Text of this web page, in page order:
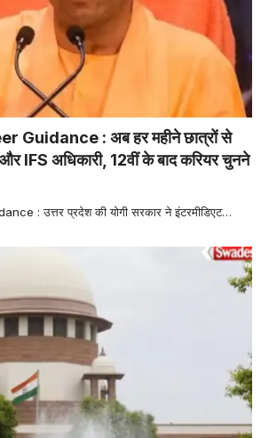
Guidance : अब हर महीने छात्रों से
IFS अधिकारी, 12वीं के बाद करियर चुनने
: उत्तर प्रदेश की योगी सरकार ने इंटरमीडिएट…